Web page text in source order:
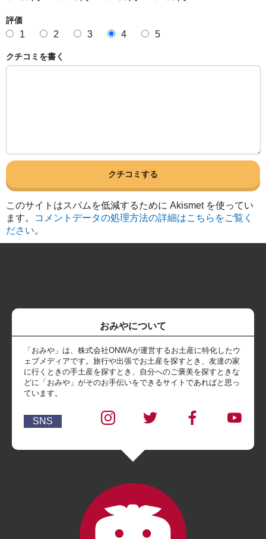
評価
1 2 3 4 5
クチコミを書く
このサイトはスパムを低減するために Akismet を使ってい
ます。
コメントデータの処理方法の詳細はこちらをご覧く
ださい。
おみやについて
「おみや」は、株式会社ONWAが運営するお土産に特化したウ
ェブメディアです。旅行や出張でお土産を探すとき、友達の家
に行くときの手土産を探すとき、自分へのご褒美を探すときな
どに「おみや」がそのお手伝いをできるサイトであればと思っ
ています。
SNS